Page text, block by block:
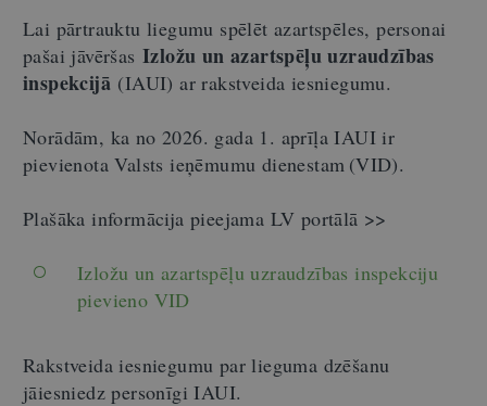
Lai pārtrauktu liegumu spēlēt azartspēles, personai
pašai jāvēršasIzložu un azartspēļu uzraudzības
inspekcijā (IAUI) ar rakstveida iesniegumu.
Norādām, ka no 2026. gada 1. aprīļa IAUI ir
pievienota Valsts ieņēmumu dienestam (VID).
Plašāka informācija pieejama LV portālā >>
Izložu un azartspēļu uzraudzības inspekciju
pievieno VID
Rakstveida iesniegumu par lieguma dzēšanu
jāiesniedz personīgi IAUI.